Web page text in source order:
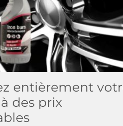
entièrement
des prix